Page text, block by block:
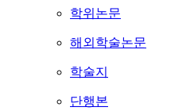
학위논문
해외학술논문
학술지
단행본